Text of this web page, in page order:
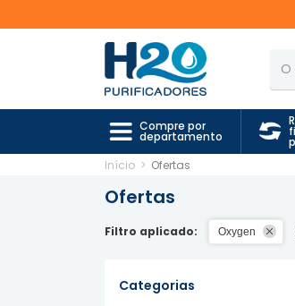
Compre por
departamento
Início > Ofertas
Ofertas
Filtro aplicado: Oxygen
Categorias